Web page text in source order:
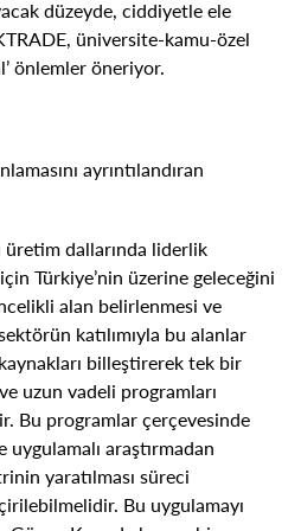
düzeyde, ciddiyetle ele
üniversite-kamu-özel
önlemler öneriyor.
ayrıntılandıran
üretim dallarında liderlik
Türkiye’nin üzerine geleceğini
alan belirlenmesi ve
katılımıyla bu alanlar
billeştirerek tek bir
uzun vadeli programları
Bu programlar çerçevesinde
araştırmadan
yaratılması süreci
Bu uygulamayı